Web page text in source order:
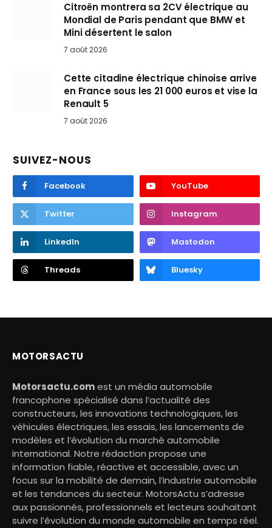
Citroën montrera sa 2CV électrique au
Mondial de Paris pendant que BMW et
Mini désertent le salon
7 août 2026
Cette citadine électrique chinoise arrive
en France sous les 21 000 euros et vise la
Renault 5
7 août 2026
SUIVEZ-NOUS
Facebook YouTube
Twitter Instagram
LinkedIn Mastodon
Threads Bluesky
MOTORSACTU
Motorsactu.comest un média automobile
francophone spécialisé dans l’actualité des
constructeurs, les innovations technologiques, les
véhicules électriques, les essais, les lancements de
modèles et l’évolution du marché automobile
international. Notre rédaction propose une
information fiable, réactive et accessible, avec un
focus sur la mobilité de demain, l’industrie automobile
et les tendances du secteur. MotorsActu s’adresse
aux passionnés, professionnels et lecteurs souhaitant
suivre l’évolution du monde automobile en temps réel.